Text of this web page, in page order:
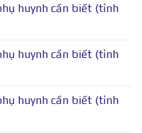
huynh cần biết (tỉnh
huynh cần biết (tỉnh
huynh cần biết (tỉnh